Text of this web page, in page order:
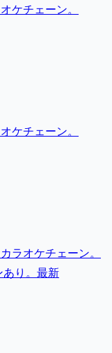
ケチェーン。
ケチェーン。
ラオケチェーン。
り。最新